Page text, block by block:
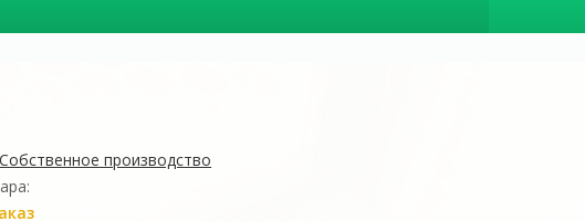
Собственное производство